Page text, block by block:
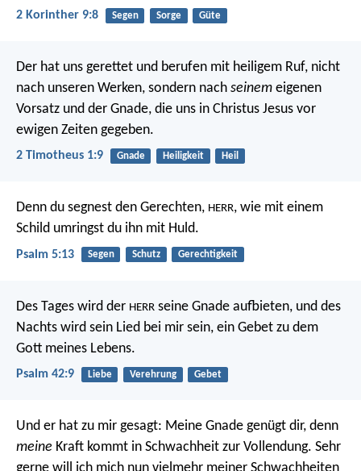
2 Korinther 9:8 Segen Sorge Güte
Der hat uns gerettet und berufen mit heiligem Ruf, nicht
nach unseren Werken, sondern nach seinem eigenen
Vorsatz und der Gnade, die uns in Christus Jesus vor
ewigen Zeiten gegeben.
2 Timotheus 1:9 Gnade Heiligkeit Heil
Denn du segnest den Gerechten, HERR, wie mit einem
Schild umringst du ihn mit Huld.
Psalm 5:13 Segen Schutz Gerechtigkeit
Des Tages wird der HERR seine Gnade aufbieten, und des
Nachts wird sein Lied bei mir sein, ein Gebet zu dem
Gott meines Lebens.
Psalm 42:9 Liebe Verehrung Gebet
Und er hat zu mir gesagt: Meine Gnade genügt dir, denn
meine Kraft kommt in Schwachheit zur Vollendung. Sehr